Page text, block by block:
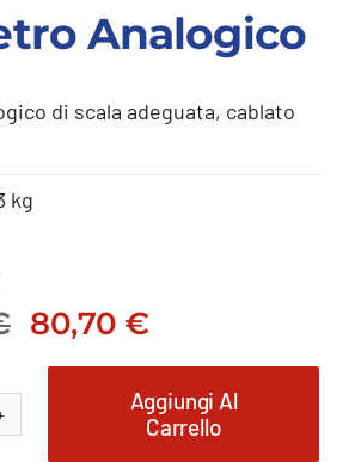
Analogico
di scala adeguata, cablato
kg
80,70 €
Aggiungi Al
Carrello